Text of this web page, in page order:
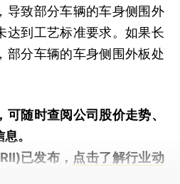
导致部分车辆的车身侧围外
达到工艺标准要求。如果长
部分车辆的车身侧围外板处
，可随时查阅公司股价走势、
。
已发布， 点击了解行业动